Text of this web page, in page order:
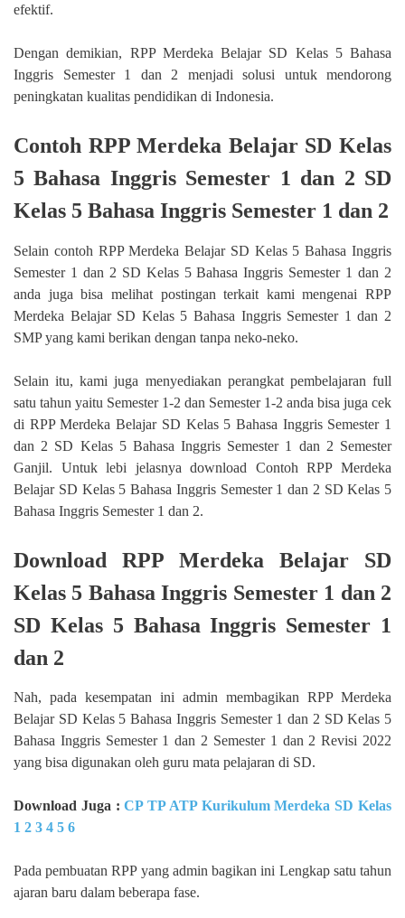
efektif.
Dengan demikian, RPP Merdeka Belajar SD Kelas 5 Bahasa
Inggris Semester 1 dan 2 menjadi solusi untuk mendorong
peningkatan kualitas pendidikan di Indonesia.
Contoh RPP Merdeka Belajar SD Kelas
5 Bahasa Inggris Semester 1 dan 2 SD
Kelas 5 Bahasa Inggris Semester 1 dan 2
Selain contoh RPP Merdeka Belajar SD Kelas 5 Bahasa Inggris
Semester 1 dan 2 SD Kelas 5 Bahasa Inggris Semester 1 dan 2
anda juga bisa melihat postingan terkait kami mengenai RPP
Merdeka Belajar SD Kelas 5 Bahasa Inggris Semester 1 dan 2
SMP yang kami berikan dengan tanpa neko-neko.
Selain itu, kami juga menyediakan perangkat pembelajaran full
satu tahun yaitu Semester 1-2 dan Semester 1-2 anda bisa juga cek
di RPP Merdeka Belajar SD Kelas 5 Bahasa Inggris Semester 1
dan 2 SD Kelas 5 Bahasa Inggris Semester 1 dan 2 Semester
Ganjil. Untuk lebi jelasnya download Contoh RPP Merdeka
Belajar SD Kelas 5 Bahasa Inggris Semester 1 dan 2 SD Kelas 5
Bahasa Inggris Semester 1 dan 2.
Download RPP Merdeka Belajar SD
Kelas 5 Bahasa Inggris Semester 1 dan 2
SD Kelas 5 Bahasa Inggris Semester 1
dan 2
Nah, pada kesempatan ini admin membagikan RPP Merdeka
Belajar SD Kelas 5 Bahasa Inggris Semester 1 dan 2 SD Kelas 5
Bahasa Inggris Semester 1 dan 2 Semester 1 dan 2 Revisi 2022
yang bisa digunakan oleh guru mata pelajaran di SD.
Download Juga :CP TP ATP Kurikulum Merdeka SD Kelas
1 2 3 4 5 6
Pada pembuatan RPP yang admin bagikan ini Lengkap satu tahun
ajaran baru dalam beberapa fase.